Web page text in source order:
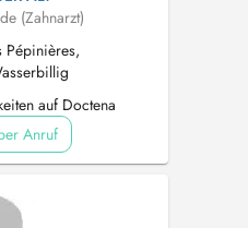
(Zahnarzt)
Pépinières,
auf Doctena
Anruf